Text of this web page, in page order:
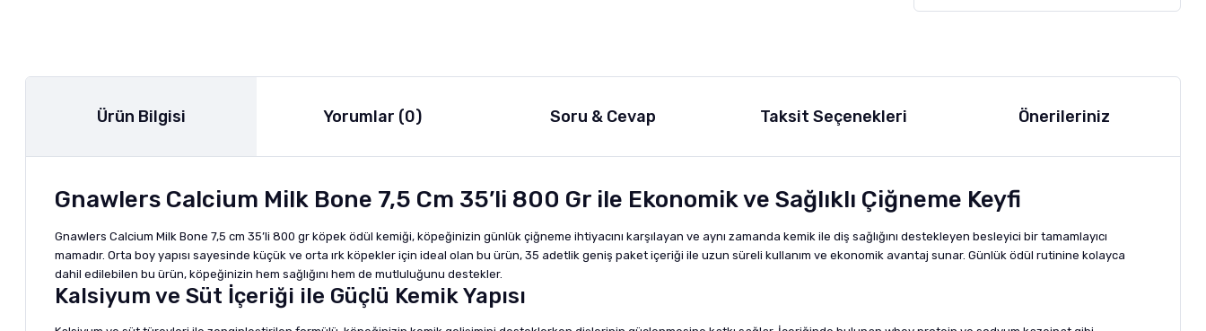
Ürün Bilgisi Yorumlar (0) Soru & Cevap Taksit Seçenekleri Önerileriniz
Gnawlers Calcium Milk Bone 7,5 Cm 35’li 800 Gr ile Ekonomik ve Sağlıklı Çiğneme Keyfi
Gnawlers Calcium Milk Bone 7,5 cm 35’li 800 gr köpek ödül kemiği, köpeğinizin günlük çiğneme ihtiyacını karşılayan ve aynı zamanda kemik ile diş sağlığını destekleyen besleyici bir tamamlayıcı
mamadır. Orta boy yapısı sayesinde küçük ve orta ırk köpekler için ideal olan bu ürün, 35 adetlik geniş paket içeriği ile uzun süreli kullanım ve ekonomik avantaj sunar. Günlük ödül rutinine kolayca
dahil edilebilen bu ürün, köpeğinizin hem sağlığını hem de mutluluğunu destekler.
Kalsiyum ve Süt İçeriği ile Güçlü Kemik Yapısı